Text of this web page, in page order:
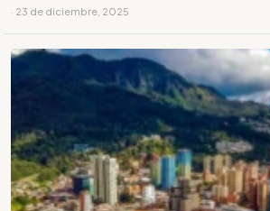
· 23 de diciembre, 2025